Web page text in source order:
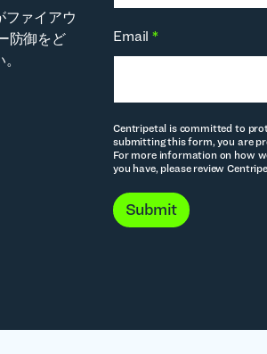
ファイアウ
防御をど
Email*
Centripetal is committed to
submitting this form, you are
For more information on how
you have, please review
Submit